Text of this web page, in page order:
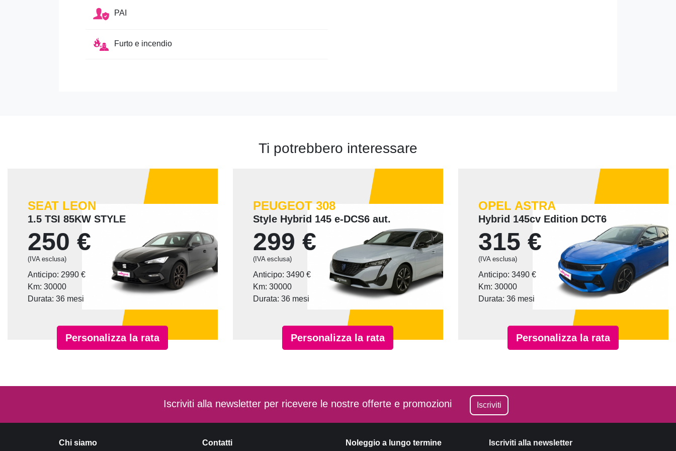
PAI
Furto e incendio
Ti potrebbero interessare
SEAT LEON
1.5 TSI 85KW STYLE
250 €
(IVA esclusa)
Anticipo: 2990 €
Km: 30000
Durata: 36 mesi
Personalizza la rata
PEUGEOT 308
Style Hybrid 145 e-DCS6 aut.
299 €
(IVA esclusa)
Anticipo: 3490 €
Km: 30000
Durata: 36 mesi
Personalizza la rata
OPEL ASTRA
Hybrid 145cv Edition DCT6
315 €
(IVA esclusa)
Anticipo: 3490 €
Km: 30000
Durata: 36 mesi
Personalizza la rata
Iscriviti alla newsletter per ricevere le nostre offerte e promozioni Iscriviti
Chi siamo Contatti Noleggio a lungo termine Iscriviti alla newsletter